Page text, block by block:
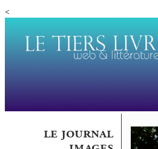
<
le journal